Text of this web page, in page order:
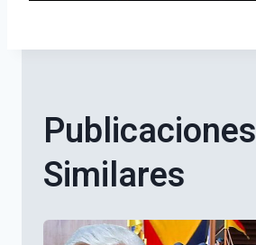
Publicaciones
Similares